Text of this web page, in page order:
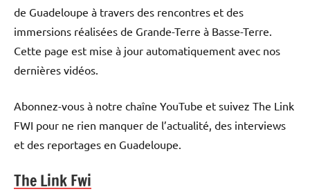
de Guadeloupe à travers des rencontres et des
immersions réalisées de Grande-Terre à Basse-Terre.
Cette page est mise à jour automatiquement avec nos
dernières vidéos.
Abonnez-vous à notre chaîne YouTube et suivez The Link
FWI pour ne rien manquer de l’actualité, des interviews
et des reportages en Guadeloupe.
The Link Fwi